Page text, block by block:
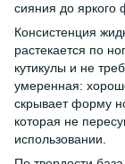
сияния до
Консистенция
растекается по
кутикулы и не
умеренная:
скрывает форму
которая не
использовании.